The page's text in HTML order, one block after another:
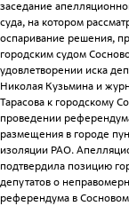
заседание
суда, на котором
оспаривание решения,
городским судом
удовлетворении иска
Николая Кузьмина и
Тарасова к городскому
проведении
размещения в городе
изоляции РАО.
подтвердила позицию
депутатов о
референдума в